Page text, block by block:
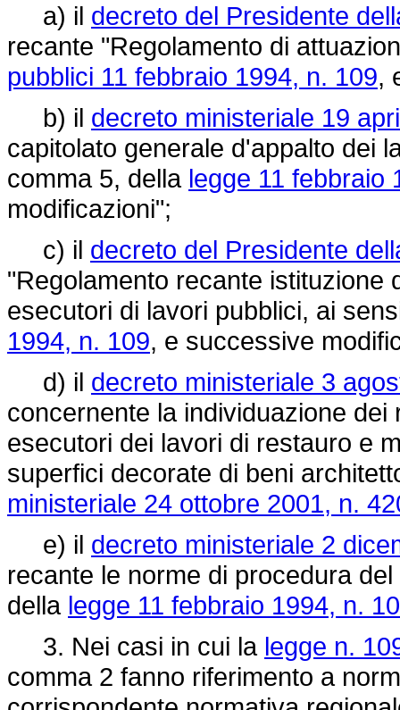
a) il decreto del Presidente
recante "Regolamento di
pubblici 11 febbraio 1994, n. 109,
b) il decreto ministeriale 19
capitolato generale d'appalto dei
comma 5, della legge 11 febbraio
modificazioni";
c) il decreto del Presidente
"Regolamento recante istituzione
esecutori di lavori pubblici, ai
1994, n. 109, e successive
d) il decreto ministeriale 3
concernente la individuazione
esecutori dei lavori di restauro e
superfici decorate di beni
ministeriale 24 ottobre 2001, n.
e) il decreto ministeriale 2
recante le norme di procedura
della legge 11 febbraio 1994, n.
3. Nei casi in cui la legge n.
comma 2 fanno riferimento a